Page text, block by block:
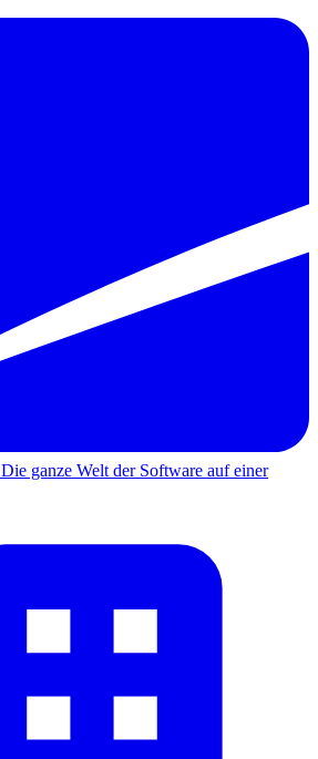
Die ganze Welt der Software auf einer